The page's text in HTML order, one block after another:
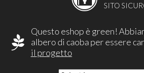
SITO
Questo eshop è green!
albero di caoba per essere
il progetto